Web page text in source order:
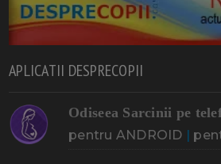
APLICATII DESPRECOPII
Odiseea Sarcinii pe
pentru ANDROID |